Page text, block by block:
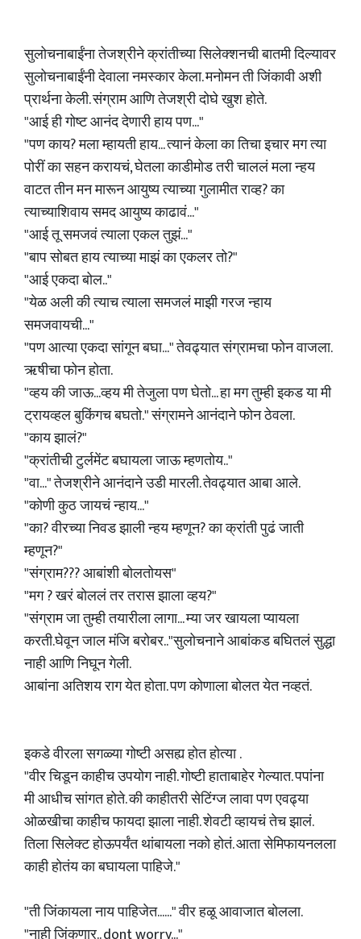
सुलोचनाबाईंना तेजश्रीने क्रांतीच्या सिलेक्शनची बातमी दिल्यावर
सुलोचनाबाईंनी देवाला नमस्कार केला. मनोमन ती जिंकावी अशी
प्रार्थना केली. संग्राम आणि तेजश्री दोघे खुश होते.
"आई ही गोष्ट आनंद देणारी हाय पण..."
"पण काय? मला म्हायती हाय... त्यानं केला का तिचा इचार मग त्या
पोरीं का सहन करायचं, घेतला काडीमोड तरी चाललं मला न्हय
वाटत तीन मन मारून आयुष्य त्याच्या गुलामीत राव्ह? का
त्याच्याशिवाय समद आयुष्य काढावं..."
"आई तू समजवं त्याला एकल तुझं..."
"बाप सोबत हाय त्याच्या माझं का एकलर तो?"
"आई एकदा बोल.."
"येळ अली की त्याच त्याला समजलं माझी गरज न्हाय
समजवायची..."
"पण आत्या एकदा सांगून बघा..." तेवढ्यात संग्रामचा फोन वाजला.
ऋषीचा फोन होता.
"व्हय की जाऊ...व्हय मी तेजुला पण घेतो... हा मग तुम्ही इकड या मी
ट्रायव्हल बुकिंगच बघतो." संग्रामने आनंदाने फोन ठेवला.
"काय झालं?"
"क्रांतीची टुर्लमेंट बघायला जाऊ म्हणतोय.."
"वा..." तेजश्रीने आनंदाने उडी मारली. तेवढ्यात आबा आले.
"कोणी कुठ जायचं न्हाय..."
"का? वीरच्या निवड झाली न्हय म्हणून? का क्रांती पुढं जाती
म्हणून?"
"संग्राम??? आबांशी बोलतोयस"
"मग ? खरं बोललं तर तरास झाला व्हय?"
"संग्राम जा तुम्ही तयारीला लागा... म्या जर खायला प्यायला
करती.घेवून जाल मंजि बरोबर.."सुलोचनाने आबांकड बघितलं सुद्धा
नाही आणि निघून गेली.
आबांना अतिशय राग येत होता. पण कोणाला बोलत येत नव्हतं.
इकडे वीरला सगळ्या गोष्टी असह्य होत होत्या .
"वीर चिडून काहीच उपयोग नाही. गोष्टी हाताबाहेर गेल्यात. पपांना
मी आधीच सांगत होते. की काहीतरी सेटिंग्ज लावा पण एवढ्या
ओळखीचा काहीच फायदा झाला नाही. शेवटी व्हायचं तेच झालं.
तिला सिलेक्ट होऊपर्यंत थांबायला नको होतं. आता सेमिफायनलला
काही होतंय का बघायला पाहिजे."
"ती जिंकायला नाय पाहिजेत......" वीर हळू आवाजात बोलला.